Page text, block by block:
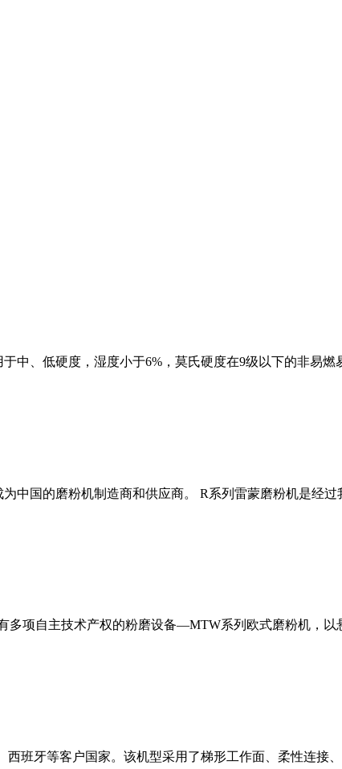
中、低硬度，湿度小于6%，莫氏硬度在9级以下的非易
中国的磨粉机制造商和供应商。 R系列雷蒙磨粉机是经
项自主技术产权的粉磨设备—MTW系列欧式磨粉机，以
班牙等客户国家。该机型采用了梯形工作面、柔性连接